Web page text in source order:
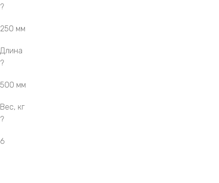
?
250 мм
Длина
?
500 мм
Вес, кг
?
6